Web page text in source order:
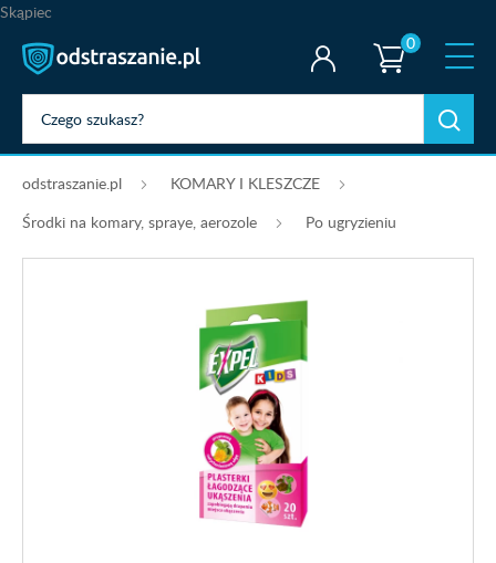
Skąpiec
0
odstraszanie.pl
KOMARY I KLESZCZE
Środki na komary, spraye, aerozole
Po ugryzieniu